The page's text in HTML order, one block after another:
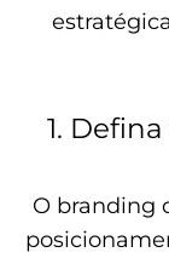
1.
O branding